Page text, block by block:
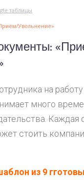
таблицы
Увольнение»
на
много
Каждая
стоить
из 9